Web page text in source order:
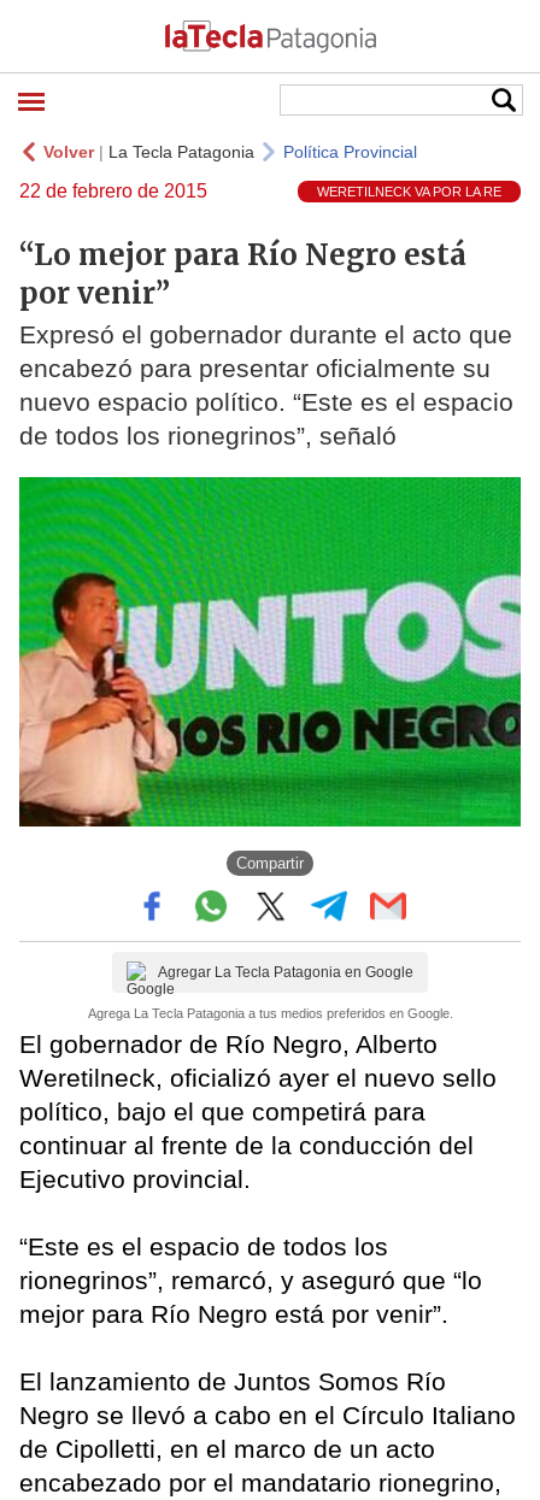
Volver| La Tecla Patagonia Política Provincial
22 de febrero de 2015 WERETILNECK VA POR LA RE
“Lo mejor para Río Negro está
por venir”
Expresó el gobernador durante el acto que
encabezó para presentar oficialmente su
nuevo espacio político. “Este es el espacio
de todos los rionegrinos”, señaló
Compartir
Agregar La Tecla Patagonia en Google
Agrega La Tecla Patagonia a tus medios preferidos en Google.
El gobernador de Río Negro, Alberto
Weretilneck, oficializó ayer el nuevo sello
político, bajo el que competirá para
continuar al frente de la conducción del
Ejecutivo provincial.
“Este es el espacio de todos los
rionegrinos”, remarcó, y aseguró que “lo
mejor para Río Negro está por venir”.
El lanzamiento de Juntos Somos Río
Negro se llevó a cabo en el Círculo Italiano
de Cipolletti, en el marco de un acto
encabezado por el mandatario rionegrino,